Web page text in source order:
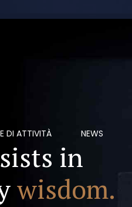
DI ATTIVITÀ NEWS
in
wisdom.